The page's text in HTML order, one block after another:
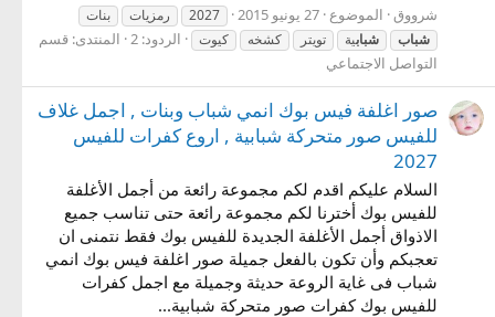
شرووق الموضوع 27 يونيو 2015 2027 رمزيات
بنات
شباب
شبابية تويتر كشخه كيوت الردود: 2 المنتدى: قسم
التواصل الاجتماعي
صور اغلفة فيس بوك انمي شباب وبنات , اجمل غلاف
للفيس صور متحركة شبابية , اروع كفرات للفيس
2027
السلام عليكم اقدم لكم مجموعة رائعة من أجمل الأغلفة
للفيس بوك أخترنا لكم مجموعة رائعة حتى تناسب جميع
الاذواق أجمل الأغلفة الجديدة للفيس بوك فقط نتمنى ان
تعجبكم وأن تكون بالفعل جميلة صور اغلفة فيس بوك انمي
شباب فى غاية الروعة حديثة وجميلة مع اجمل كفرات
للفيس بوك كفرات صور متحركة شبابية...